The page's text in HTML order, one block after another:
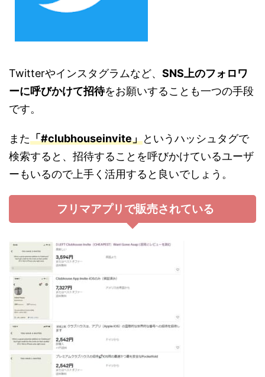
Twitterやインスタグラムなど、 SNS上のフォロワ
ーに呼びかけて招待をお願いすることも一つの手段
です。
また「#clubhouseinvite」というハッシュタグで
検索すると、招待することを呼びかけているユーザ
ーもいるので上手く活用すると良いでしょう。
フリマアプリで販売されている